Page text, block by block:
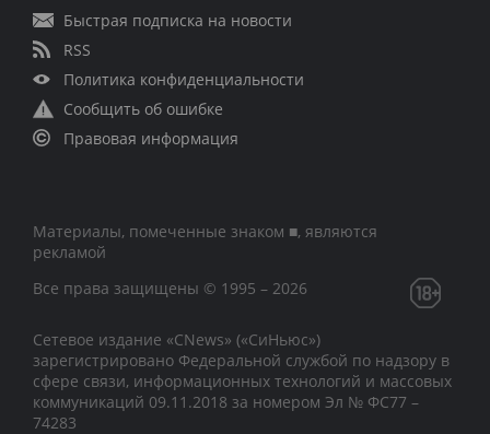
Быстрая подписка на новости
RSS
Политика конфиденциальности
Сообщить об ошибке
Правовая информация
Материалы, помеченные знаком ■, являются
рекламой
Все права защищены © 1995 – 2026
Сетевое издание «CNews» («СиНьюс»)
зарегистрировано Федеральной службой по надзору в
сфере связи, информационных технологий и массовых
коммуникаций 09.11.2018 за номером Эл № ФС77 –
74283